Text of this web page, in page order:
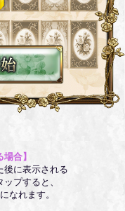
合】
後に表示される
プすると、
なれます。